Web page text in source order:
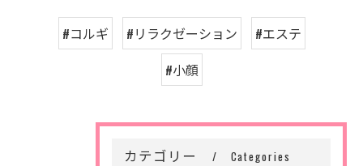
#コルギ #リラクゼーション
#エステ
#小顔
カテゴリー Categories